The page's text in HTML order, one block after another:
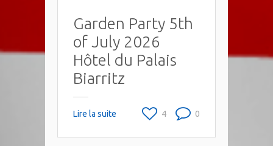
Garden Party 5th
of July 2026
Hôtel du Palais
Biarritz
Lire la suite 0
4